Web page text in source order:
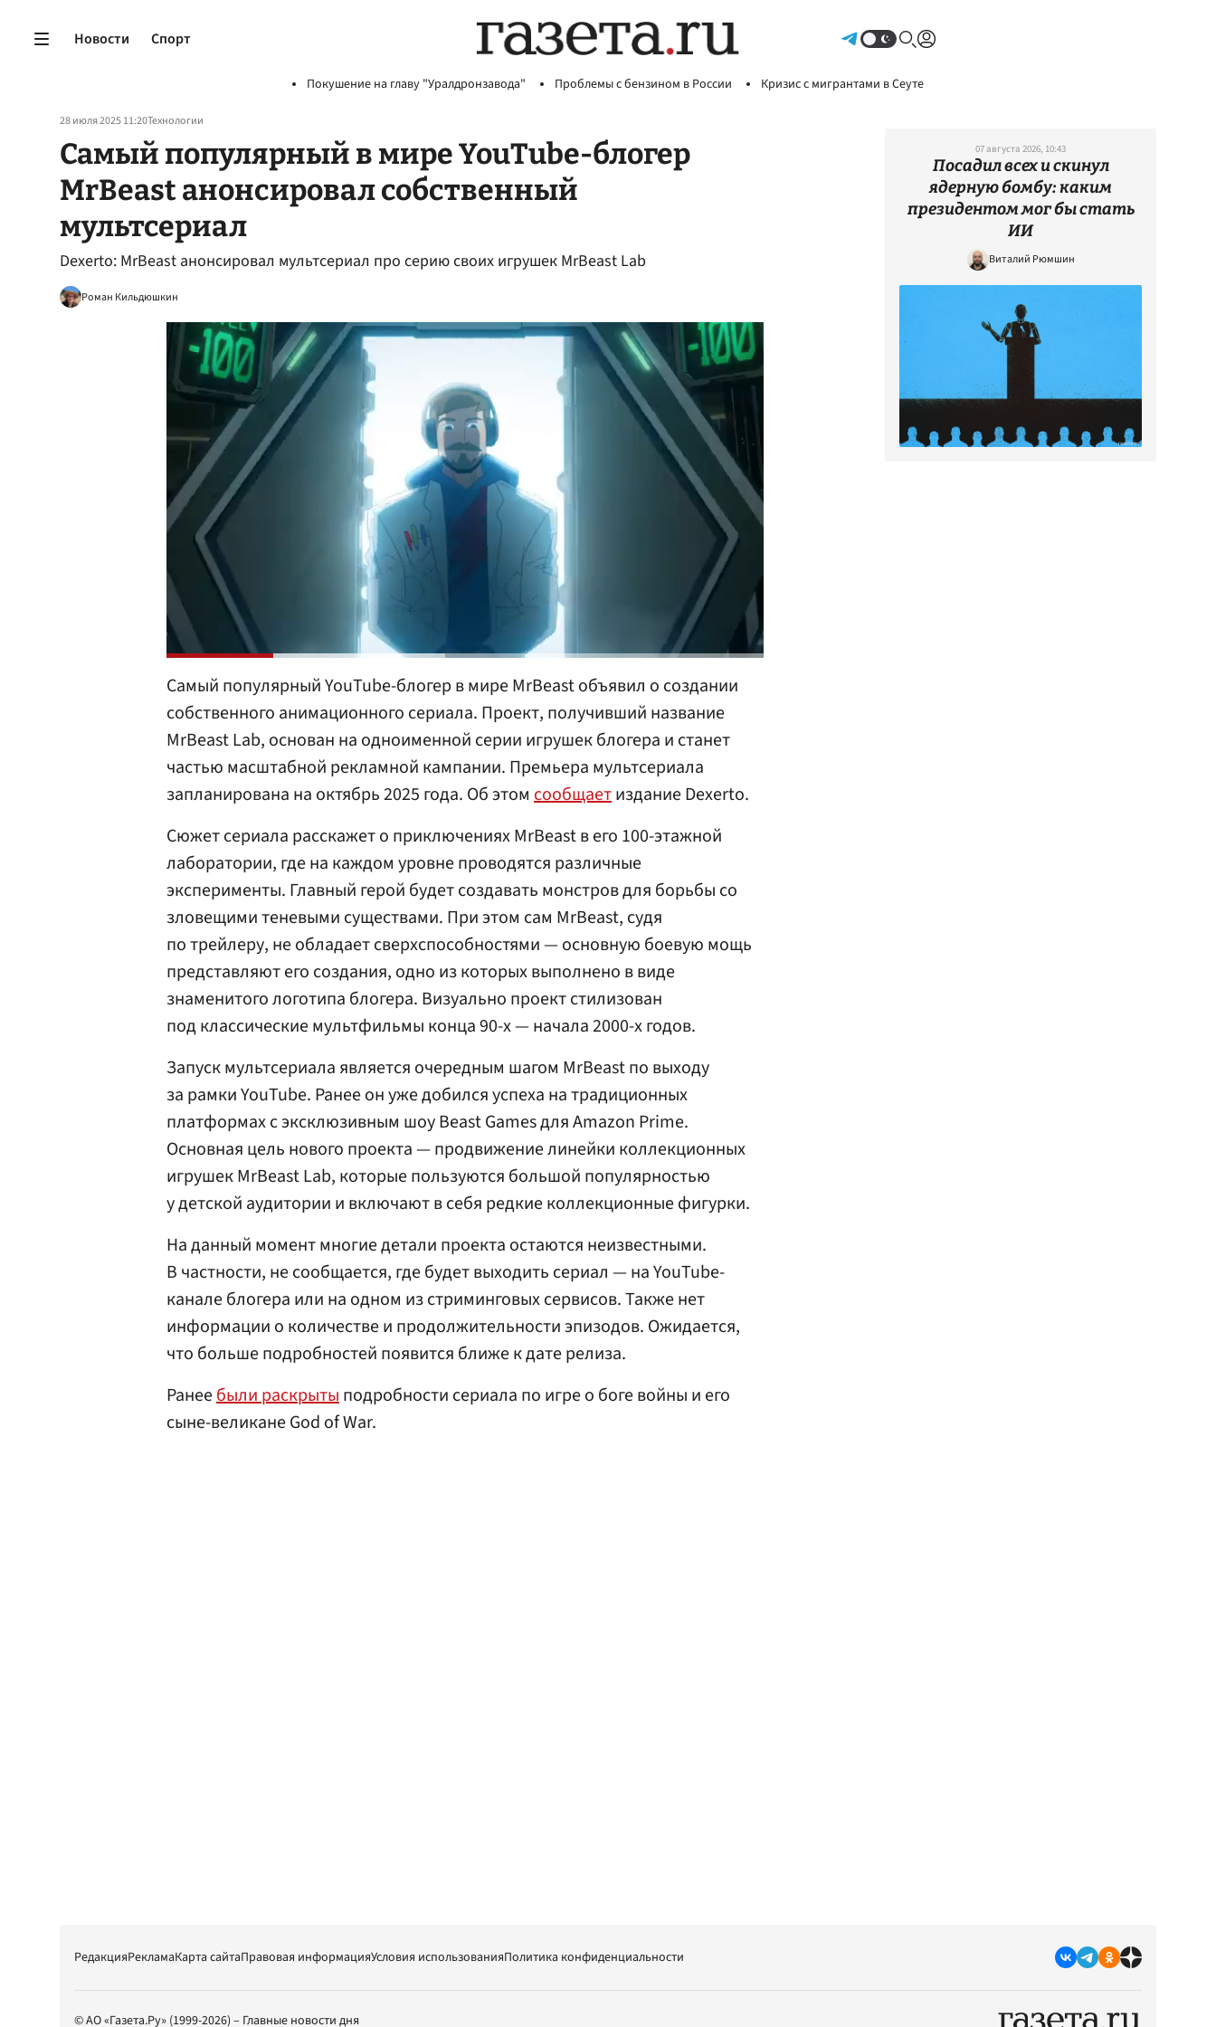
Новости Спорт
Покушение на главу "Уралдронзавода" Проблемы с бензином в России Кризис с мигрантами в Сеуте
28 июля 2025 11:20Технологии
Самый популярный в мире YouTube-блогер
MrBeast анонсировал собственный
мультсериал
Dexerto: MrBeast анонсировал мультсериал про серию своих игрушек MrBeast Lab
Роман Кильдюшкин
Самый популярный YouTube-блогер в мире MrBeast объявил о создании
собственного анимационного сериала. Проект, получивший название
MrBeast Lab, основан на одноименной серии игрушек блогера и станет
частью масштабной рекламной кампании. Премьера мультсериала
запланирована на октябрь 2025 года. Об этом сообщаетиздание Dexerto.
Сюжет сериала расскажет о приключениях MrBeast в его 100-этажной
лаборатории, где на каждом уровне проводятся различные
эксперименты. Главный герой будет создавать монстров для борьбы со
зловещими теневыми существами. При этом сам MrBeast, судя
по трейлеру, не обладает сверхспособностями — основную боевую мощь
представляют его создания, одно из которых выполнено в виде
знаменитого логотипа блогера. Визуально проект стилизован
под классические мультфильмы конца 90-х — начала 2000-х годов.
Запуск мультсериала является очередным шагом MrBeast по выходу
за рамки YouTube. Ранее он уже добился успеха на традиционных
платформах с эксклюзивным шоу Beast Games для Amazon Prime.
Основная цель нового проекта — продвижение линейки коллекционных
игрушек MrBeast Lab, которые пользуются большой популярностью
у детской аудитории и включают в себя редкие коллекционные фигурки.
На данный момент многие детали проекта остаются неизвестными.
В частности, не сообщается, где будет выходить сериал — на YouTube-
канале блогера или на одном из стриминговых сервисов. Также нет
информации о количестве и продолжительности эпизодов. Ожидается,
что больше подробностей появится ближе к дате релиза.
Ранеебыли раскрытыподробности сериала по игре о боге войны и его
сыне-великане God of War.
07 августа 2026, 10:43
Посадил всех и скинул
ядерную бомбу: каким
президентом мог бы стать
ИИ
Виталий Рюмшин
РедакцияРекламаКарта сайтаПравовая информацияУсловия использованияПолитика конфиденциальности
© АО «Газета.Ру» (1999-2026) – Главные новости дня